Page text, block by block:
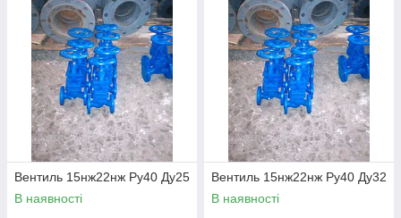
Вентиль 15нж22нж Ру40 Ду25
В наявності
Вентиль 15нж22нж Ру40 Ду32
В наявності